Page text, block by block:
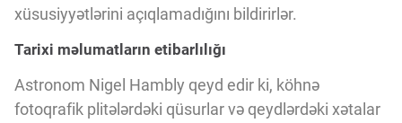
xüsusiyyətlərini açıqlamadığını bildirirlər.
Tarixi məlumatların etibarlılığı
Astronom Nigel Hambly qeyd edir ki, köhnə
fotoqrafik plitələrdəki qüsurlar və qeydlərdəki xətalar